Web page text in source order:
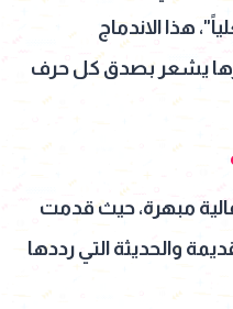
هذا الاندماج
يشعر بصدق كل حرف
مبهرة، حيث قدمت
والحديثة التي رددها